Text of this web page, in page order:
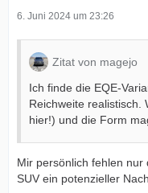
6. Juni 2024 um 23:26
Zitat von magejo
Ich finde die EQE-
Reichweite realistisch.
hier!) und die Form
Mir persönlich fehlen nur
SUV ein potenzieller